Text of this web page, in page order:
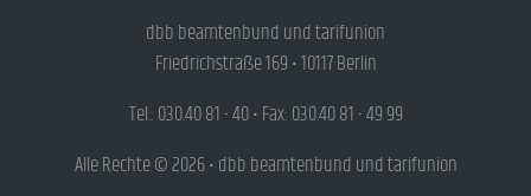
dbb beamtenbund und tarifunion
Friedrichstraße 169 • 10117 Berlin
Tel.: 030.40 81 - 40 • Fax: 030.40 81 - 49 99
Alle Rechte © 2026 • dbb beamtenbund und tarifunion